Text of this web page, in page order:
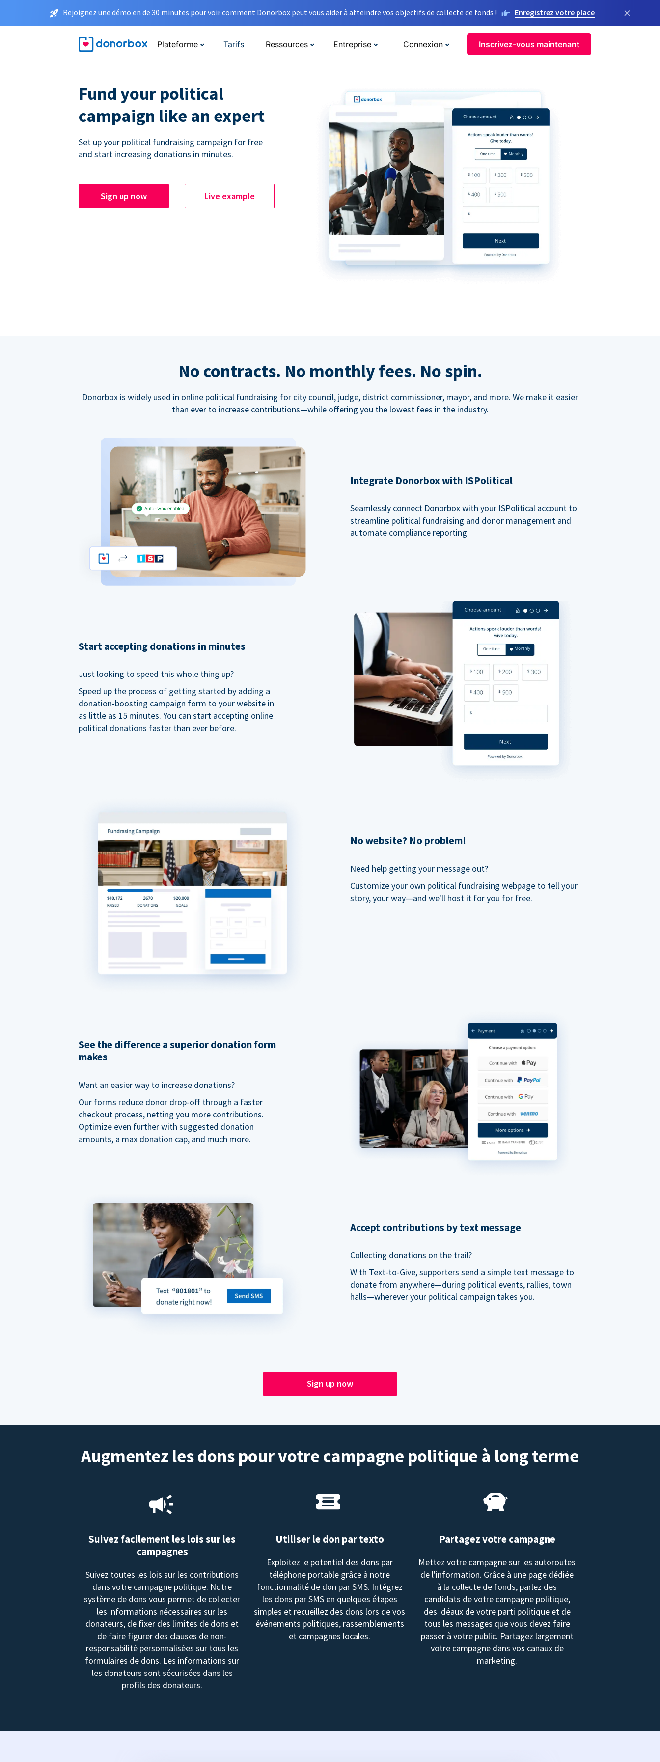
Rejoignez une démo en de 30 minutes pour voir comment Donorbox peut vous aider à atteindre vos objectifs de collecte de fonds ! Enregistrez votre place ×
Plateforme Tarifs Ressources Entreprise Connexion Inscrivez-vous maintenant
Fund your political
campaign like an expert
Set up your political fundraising campaign for free
and start increasing donations in minutes.
Sign up now Live example
No contracts. No monthly fees. No spin.
Donorbox is widely used in online political fundraising for city council, judge, district commissioner, mayor, and more. We make it easier
than ever to increase contributions—while offering you the lowest fees in the industry.
Integrate Donorbox with ISPolitical
Seamlessly connect Donorbox with your ISPolitical account to
streamline political fundraising and donor management and
automate compliance reporting.
Start accepting donations in minutes
Just looking to speed this whole thing up?
Speed up the process of getting started by adding a
donation-boosting campaign form to your website in
as little as 15 minutes. You can start accepting online
political donations faster than ever before.
No website? No problem!
Need help getting your message out?
Customize your own political fundraising webpage to tell your
story, your way—and we'll host it for you for free.
See the difference a superior donation form
makes
Want an easier way to increase donations?
Our forms reduce donor drop-off through a faster
checkout process, netting you more contributions.
Optimize even further with suggested donation
amounts, a max donation cap, and much more.
Accept contributions by text message
Collecting donations on the trail?
With Text-to-Give, supporters send a simple text message to
donate from anywhere—during political events, rallies, town
halls—wherever your political campaign takes you.
Sign up now
Augmentez les dons pour votre campagne politique à long terme
Suivez facilement les lois sur les
campagnes
Suivez toutes les lois sur les contributions
dans votre campagne politique. Notre
système de dons vous permet de collecter
les informations nécessaires sur les
donateurs, de fixer des limites de dons et
de faire figurer des clauses de non-
responsabilité personnalisées sur tous les
formulaires de dons. Les informations sur
les donateurs sont sécurisées dans les
profils des donateurs.
Utiliser le don par texto
Exploitez le potentiel des dons par
téléphone portable grâce à notre
fonctionnalité de don par SMS. Intégrez
les dons par SMS en quelques étapes
simples et recueillez des dons lors de vos
événements politiques, rassemblements
et campagnes locales.
Partagez votre campagne
Mettez votre campagne sur les autoroutes
de l'information. Grâce à une page dédiée
à la collecte de fonds, parlez des
candidats de votre campagne politique,
des idéaux de votre parti politique et de
tous les messages que vous devez faire
passer à votre public. Partagez largement
votre campagne dans vos canaux de
marketing.